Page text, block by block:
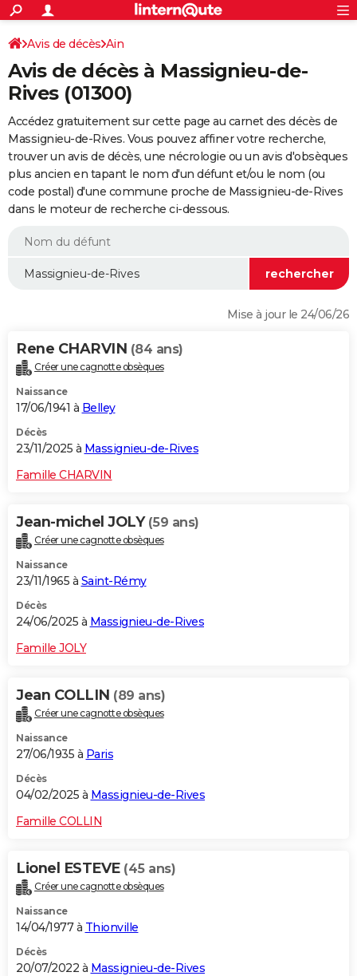
ACTUALITÉS
Politique
Société
Faits Divers
Education
Monde
Villes
+
SPORT
Coupe du monde 2026
Football
Tennis
Cyclisme
Rugby
Forum
CULTURE
FINANCE
Retraite
Impôts
Epargne
Immobilier
Risques naturels par ville
Banque
Assurance
Crédit
AUTO
Essais
Réserver un essai
Citadines
Berlines
SUV
Forum auto
+
HIGH-TECH
Mobiles
Meilleur smartphone
Internet
Ordinateurs
Jeux vidéo
Guide high-tech
+
BRICOLAGE
Forum
Aménagement intérieur
Extérieur
Cuisine
Salle de bains
Jardinage
Rangement
WEEK-END
Guides de France
Escapades
Patrimoine
Expositions
Musées
Week-end nature
LIFESTYLE
Alimentation
Guide de la santé
Maladies
Médicaments
Sommeil
VOYAGE
Destinations
City break
Voyage nature
Voyage de noces
Forum
Climat
+PHOTO
GUIDES D'ACHAT
BONS PLANS
CARTE DE VOEUX
Dictionnaire
Biographies
Citations
Expressions
Proverbes
PROGRAMME TV
COPAINS D'AVANT
S'inscrire
Se connecter
Lycées
Collèges
Primaires
Universités
Entreprises
Service militaire
Avis de recherche
AVIS DE DÉCÈS
Avis de décès Ain
Avis de décès à Massignieu-de-
Rives (01300)
Accédez gratuitement sur cette page au carnet des décès de
Massignieu-de-Rives. Vous pouvez affiner votre recherche,
trouver un avis de décès, une nécrologie ou un avis d'obsèques
plus ancien en tapant le nom d'un défunt et/ou le nom (ou
code postal) d'une commune proche de Massignieu-de-Rives
dans le moteur de recherche ci-dessous.
Mise à jour le 24/06/26
Rene CHARVIN (84 ans)
Créer une cagnotte obsèques
Naissance
17/06/1941 à Belley
Décès
23/11/2025 à Massignieu-de-Rives
Famille CHARVIN
Jean-michel JOLY (59 ans)
Créer une cagnotte obsèques
Naissance
23/11/1965 à Saint-Rémy
Décès
24/06/2025 à Massignieu-de-Rives
Famille JOLY
Jean COLLIN (89 ans)
Créer une cagnotte obsèques
Naissance
27/06/1935 à Paris
Décès
04/02/2025 à Massignieu-de-Rives
Famille COLLIN
Lionel ESTEVE (45 ans)
Créer une cagnotte obsèques
Naissance
14/04/1977 à Thionville
Décès
20/07/2022 à Massignieu-de-Rives